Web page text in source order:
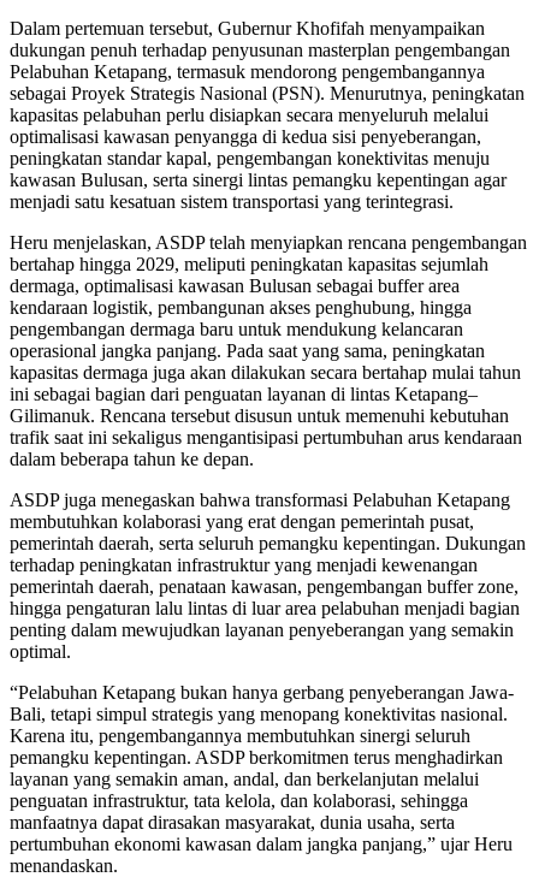
Dalam pertemuan tersebut, Gubernur Khofifah menyampaikan
dukungan penuh terhadap penyusunan masterplan pengembangan
Pelabuhan Ketapang, termasuk mendorong pengembangannya
sebagai Proyek Strategis Nasional (PSN). Menurutnya, peningkatan
kapasitas pelabuhan perlu disiapkan secara menyeluruh melalui
optimalisasi kawasan penyangga di kedua sisi penyeberangan,
peningkatan standar kapal, pengembangan konektivitas menuju
kawasan Bulusan, serta sinergi lintas pemangku kepentingan agar
menjadi satu kesatuan sistem transportasi yang terintegrasi.
Heru menjelaskan, ASDP telah menyiapkan rencana pengembangan
bertahap hingga 2029, meliputi peningkatan kapasitas sejumlah
dermaga, optimalisasi kawasan Bulusan sebagai buffer area
kendaraan logistik, pembangunan akses penghubung, hingga
pengembangan dermaga baru untuk mendukung kelancaran
operasional jangka panjang. Pada saat yang sama, peningkatan
kapasitas dermaga juga akan dilakukan secara bertahap mulai tahun
ini sebagai bagian dari penguatan layanan di lintas Ketapang–
Gilimanuk. Rencana tersebut disusun untuk memenuhi kebutuhan
trafik saat ini sekaligus mengantisipasi pertumbuhan arus kendaraan
dalam beberapa tahun ke depan.
ASDP juga menegaskan bahwa transformasi Pelabuhan Ketapang
membutuhkan kolaborasi yang erat dengan pemerintah pusat,
pemerintah daerah, serta seluruh pemangku kepentingan. Dukungan
terhadap peningkatan infrastruktur yang menjadi kewenangan
pemerintah daerah, penataan kawasan, pengembangan buffer zone,
hingga pengaturan lalu lintas di luar area pelabuhan menjadi bagian
penting dalam mewujudkan layanan penyeberangan yang semakin
optimal.
“Pelabuhan Ketapang bukan hanya gerbang penyeberangan Jawa-
Bali, tetapi simpul strategis yang menopang konektivitas nasional.
Karena itu, pengembangannya membutuhkan sinergi seluruh
pemangku kepentingan. ASDP berkomitmen terus menghadirkan
layanan yang semakin aman, andal, dan berkelanjutan melalui
penguatan infrastruktur, tata kelola, dan kolaborasi, sehingga
manfaatnya dapat dirasakan masyarakat, dunia usaha, serta
pertumbuhan ekonomi kawasan dalam jangka panjang,” ujar Heru
menandaskan.